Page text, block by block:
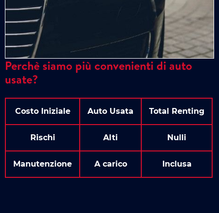
Perchè siamo più convenienti di auto
usate?
Costo Iniziale Auto Usata Total Renting
Rischi Alti Nulli
Manutenzione A carico Inclusa